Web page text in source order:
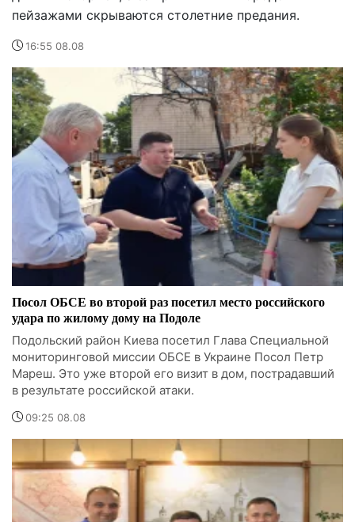
пейзажами скрываются столетние предания.
16:55 08.08
Посол ОБСЕ во второй раз посетил место российского
удара по жилому дому на Подоле
Подольский район Киева посетил Глава Специальной
мониторинговой миссии ОБСЕ в Украине Посол Петр
Мареш. Это уже второй его визит в дом, пострадавший
в результате российской атаки.
09:25 08.08